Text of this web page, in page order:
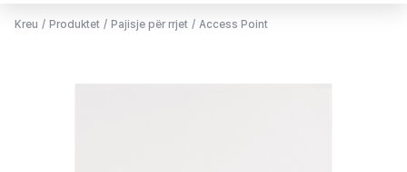
Kreu / Produktet / Pajisje për rrjet / Access Point